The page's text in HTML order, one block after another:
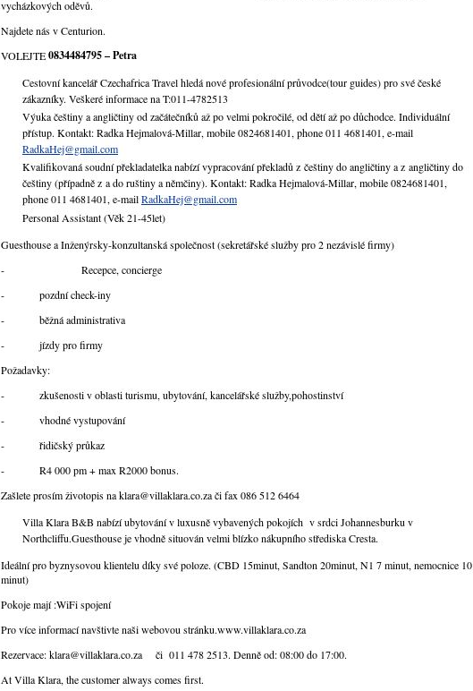
vycházkových oděvů.
Najdete nás v Centurion.
VOLEJTE0834484795 – Petra
Cestovní kancelář Czechafrica Travel hledá nové profesionální průvodce(tour guides) pro své české
zákazníky. Veškeré informace na T:011-4782513
Výuka češtiny a angličtiny od začátečníků až po velmi pokročilé, od dětí až po důchodce. Individuální
přístup. Kontakt: Radka Hejmalová-Millar, mobile 0824681401, phone 011 4681401, e-mail
RadkaHej@gmail.com
Kvalifikovaná soudní překladatelka nabízí vypracování překladů z češtiny do angličtiny a z angličtiny do
češtiny (případně z a do ruštiny a němčiny). Kontakt: Radka Hejmalová-Millar, mobile 0824681401,
phone 011 4681401, e-mailRadkaHej@gmail.com
Personal Assistant (Věk 21-45let)
Guesthouse a Inženýrsky-konzultanská společnost (sekretářské služby pro 2 nezávislé firmy)
- Recepce, concierge
- pozdní check-iny
- běžná administrativa
- jízdy pro firmy
Požadavky:
- zkušenosti v oblasti turismu, ubytování, kancelářské služby,pohostinství
- vhodné vystupování
- řidičský průkaz
- R4 000 pm + max R2000 bonus.
Zašlete prosím životopis na klara@villaklara.co.za či fax 086 512 6464
Villa Klara B&B nabízí ubytování v luxusně vybavených pokojích v srdci Johannesburku v
Northcliffu.Guesthouse je vhodně situován velmi blízko nákupního střediska Cresta.
Ideální pro byznysovou klientelu díky své poloze. (CBD 15minut, Sandton 20minut, N1 7 minut, nemocnice 10
minut)
Pokoje mají :WiFi spojení
Pro více informací navštivte naši webovou stránku.www.villaklara.co.za
Rezervace: klara@villaklara.co.za či 011 478 2513. Denně od: 08:00 do 17:00.
At Villa Klara, the customer always comes first.